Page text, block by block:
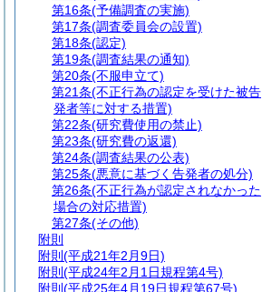
第16条(予備調査の実施)
第17条(調査委員会の設置)
第18条(認定)
第19条(調査結果の通知)
第20条(不服申立て)
第21条(不正行為の認定を受けた被告
発者等に対する措置)
第22条(研究費使用の禁止)
第23条(研究費の返還)
第24条(調査結果の公表)
第25条(悪意に基づく告発者の処分)
第26条(不正行為が認定されなかった
場合の対応措置)
第27条(その他)
附則
附則 (平成21年2月9日)
附則 (平成24年2月1日規程第4号)
附則 (平成25年4月19日規程第67号)